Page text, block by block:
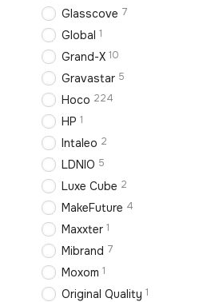
Glasscove 7
Global 1
Grand-X 10
Gravastar 5
Hoco 224
HP 1
Intaleo 2
LDNIO 5
Luxe Cube 2
MakeFuture 4
Maxxter 1
Mibrand 7
Moxom 1
Original Quality 1